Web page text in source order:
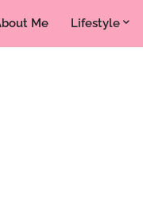
Me Lifestyle